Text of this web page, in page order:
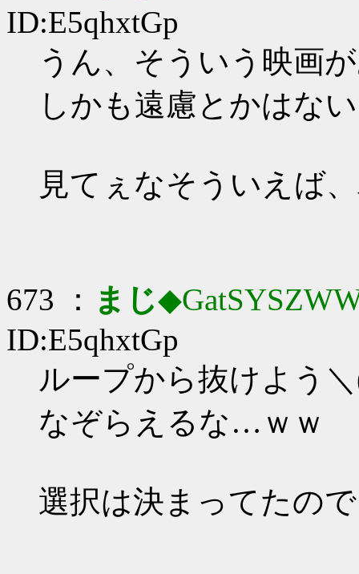
ID:E5qhxtGp
うん、そういう映画
しかも遠慮とかはな
見てぇなそういえば
673 ： まじ
ID:E5qhxtGp
ループから抜けよう
なぞらえるな…ｗｗ
選択は決まってたので